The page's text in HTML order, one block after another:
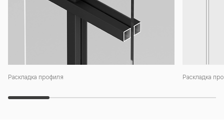
Раскладка профиля Раскладка